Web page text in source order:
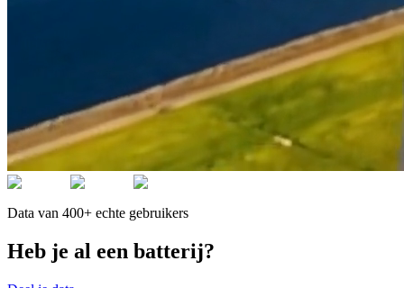
Data van 400+ echte gebruikers
Heb je al een batterij?